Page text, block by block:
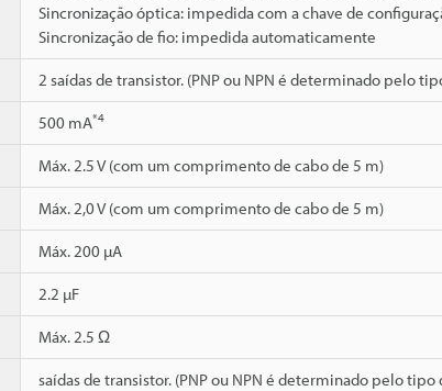
Sincronização óptica: impedida com a chave de
Sincronização de fio: impedida automaticamente
2 saídas de transistor. (PNP ou NPN é determinado pelo
500 mA*4
Máx. 2.5 V (com um comprimento de cabo de 5 m)
Máx. 2,0 V (com um comprimento de cabo de 5 m)
Máx. 200 µA
2.2 µF
Máx. 2.5 Ω
saídas de transistor. (PNP ou NPN é determinado pelo tipo